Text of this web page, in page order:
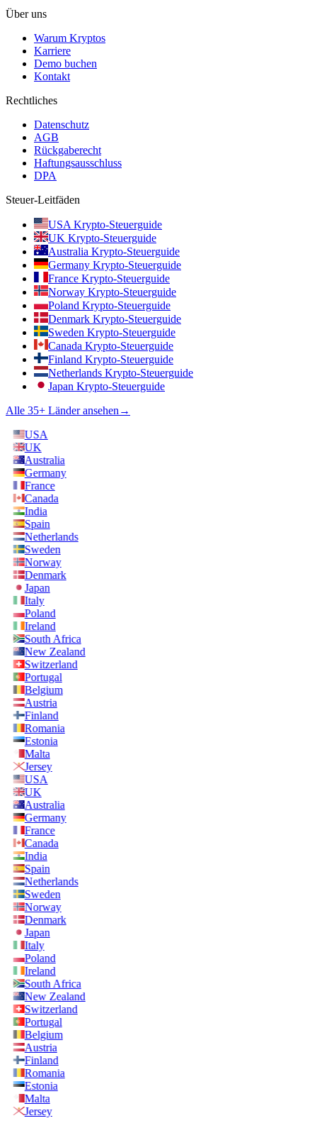
Über uns
Warum Kryptos
Karriere
Demo buchen
Kontakt
Rechtliches
Datenschutz
AGB
Rückgaberecht
Haftungsausschluss
DPA
Steuer-Leitfäden
USA Krypto-Steuerguide
UK Krypto-Steuerguide
Australia Krypto-Steuerguide
Germany Krypto-Steuerguide
France Krypto-Steuerguide
Norway Krypto-Steuerguide
Poland Krypto-Steuerguide
Denmark Krypto-Steuerguide
Sweden Krypto-Steuerguide
Canada Krypto-Steuerguide
Finland Krypto-Steuerguide
Netherlands Krypto-Steuerguide
Japan Krypto-Steuerguide
Alle 35+ Länder ansehen →
USA
UK
Australia
Germany
France
Canada
India
Spain
Netherlands
Sweden
Norway
Denmark
Japan
Italy
Poland
Ireland
South Africa
New Zealand
Switzerland
Portugal
Belgium
Austria
Finland
Romania
Estonia
Malta
Jersey
USA
UK
Australia
Germany
France
Canada
India
Spain
Netherlands
Sweden
Norway
Denmark
Japan
Italy
Poland
Ireland
South Africa
New Zealand
Switzerland
Portugal
Belgium
Austria
Finland
Romania
Estonia
Malta
Jersey